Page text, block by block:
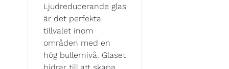
Ljudreducerande glas
är det perfekta
tillvalet inom
områden med en
hög bullernivå. Glaset